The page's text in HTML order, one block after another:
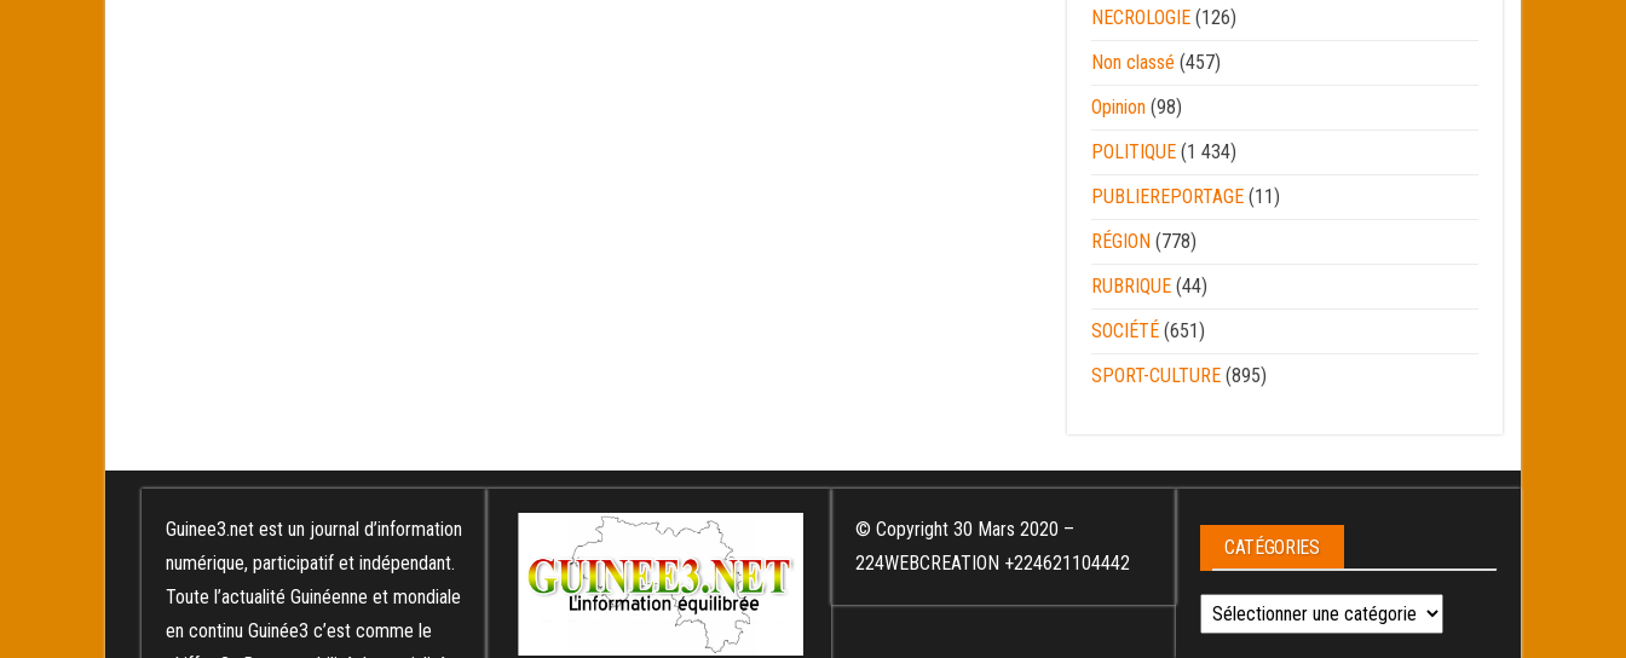
NECROLOGIE (126)
Non classé (457)
Opinion (98)
POLITIQUE (1 434)
PUBLIEREPORTAGE (11)
RÉGION (778)
RUBRIQUE (44)
SOCIÉTÉ (651)
SPORT-CULTURE (895)
Guinee3.net est un journal d’information
numérique, participatif et indépendant.
Toute l’actualité Guinéenne et mondiale
en continu Guinée3 c’est comme le
© Copyright 30 Mars 2020 –
224WEBCREATION +224621104442
CATÉGORIES
Catégories